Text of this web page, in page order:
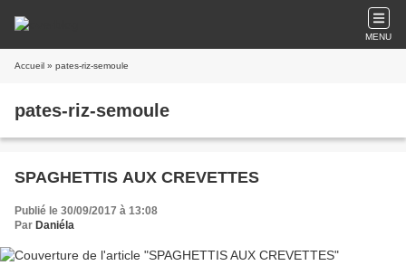
MENU
Accueil » pates-riz-semoule
pates-riz-semoule
SPAGHETTIS AUX CREVETTES
Publié le 30/09/2017 à 13:08
Par Daniéla